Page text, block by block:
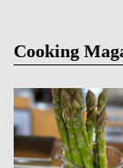
Cooking